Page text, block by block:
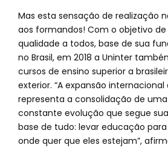
Mas esta sensação de realização
aos formandos! Com o objetivo
qualidade a todos, base de sua
no Brasil, em 2018 a Uninter
cursos de ensino superior a
exterior. “A expansão internacional
representa a consolidação de
constante evolução que segue
base de tudo: levar educação
onde quer que eles estejam”,